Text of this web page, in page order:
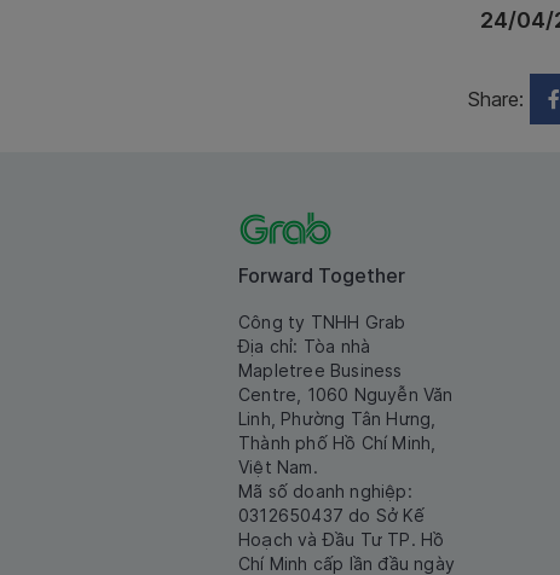
24/04/
Share:
Forward Together
Công ty TNHH Grab
Địa chỉ: Tòa nhà
Mapletree Business
Centre, 1060 Nguyễn Văn
Linh, Phường Tân Hưng,
Thành phố Hồ Chí Minh,
Việt Nam.
Mã số doanh nghiệp:
0312650437 do Sở Kế
Hoạch và Đầu Tư TP. Hồ
Chí Minh cấp lần đầu ngày